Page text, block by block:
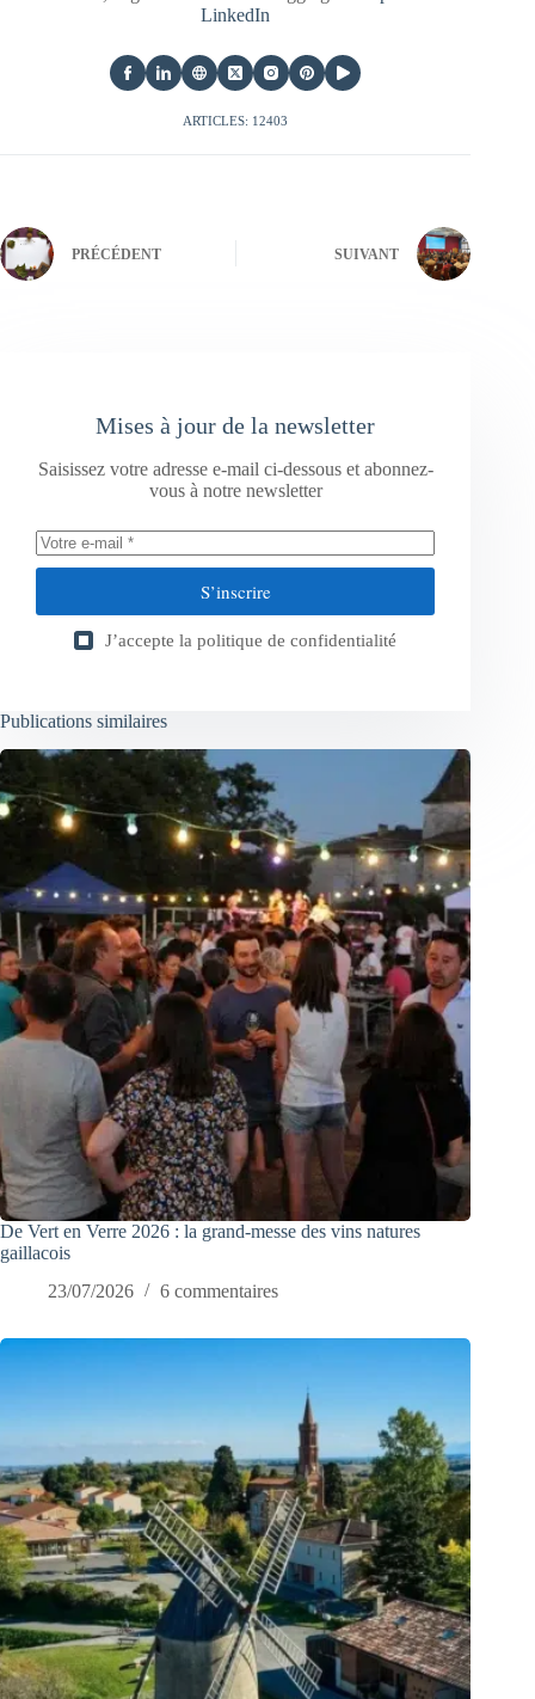
LinkedIn
ARTICLES: 12403
PRÉCÉDENT SUIVANT
Mises à jour de la newsletter
Saisissez votre adresse e-mail ci-dessous et abonnez-
vous à notre newsletter
S’inscrire
J’accepte la politique de confidentialité
Publications similaires
De Vert en Verre 2026 : la grand-messe des vins natures
gaillacois
23/07/2026
6 commentaires